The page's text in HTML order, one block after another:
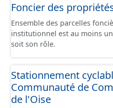
sont des limitations
propriété, elles sont
actes, au bénéfice de
concessionnaires de
de personnes privées
d'utilité publique sont une
qui doit les porter à la
territoriales afin que celles-ci
document d'urbanisme. Les
Foncier des
Ensemble des parcelles
institutionnel est au moins
soit son rôle.
Stationnement
Communauté de
de l'Oise